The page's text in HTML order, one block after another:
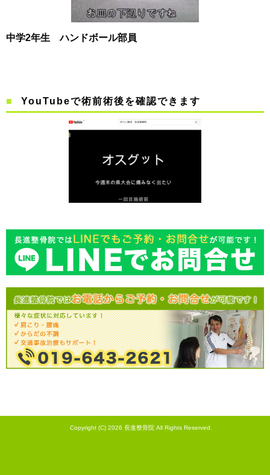
中学2年生 ハンドボール部員
YouTubeで術前術後を確認できます
Copyright (C) 2026 長進整骨院 All Rights Reserved.